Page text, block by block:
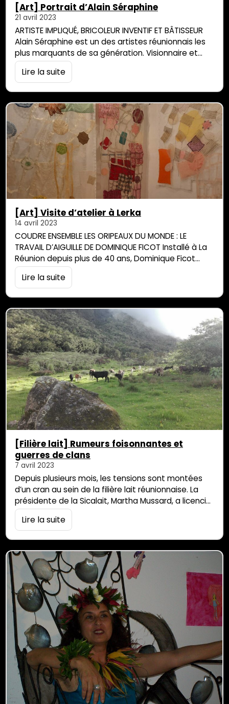
[Art] Portrait d’Alain Séraphine
21 avril 2023
ARTISTE IMPLIQUÉ, BRICOLEUR INVENTIF ET BÂTISSEUR
Alain Séraphine est un des artistes réunionnais les
plus marquants de sa génération. Visionnaire et
impliqué, sensible et prolifique, bricoleur inventif, cet
artiste-bâtisseur qui fut un temps tiraillé entre ses
tôt le choix d’un art impliqué et agissant,
revendiquant […]
Lire la suite
[Art] Visite d’atelier à Lerka
14 avril 2023
COUDRE ENSEMBLE LES ORIPEAUX DU MONDE : LE
TRAVAIL D’AIGUILLE DE DOMINIQUE FICOT Installé à La
Réunion depuis plus de 40 ans, Dominique Ficot
s’emploie quotidiennement à produire une œuvre
métamorphe et profuse commencée à
peintre, vidéaste, performer, mais aussi et surtout
couturier, brodeur, tricoteur, tisseur… il […]
Lire la suite
[Filière lait] Rumeurs foisonnantes et
guerres de clans
7 avril 2023
Depuis plusieurs mois, les tensions sont montées
d’un cran au sein de la filière lait réunionnaise. La
présidente de la Sicalait, Martha Mussard, a licencié
son directeur général, Charles Adrian, pour faute
grave, le 9 mars dernier. La suspicion d’une nouvelle
filière. […]
Lire la suite